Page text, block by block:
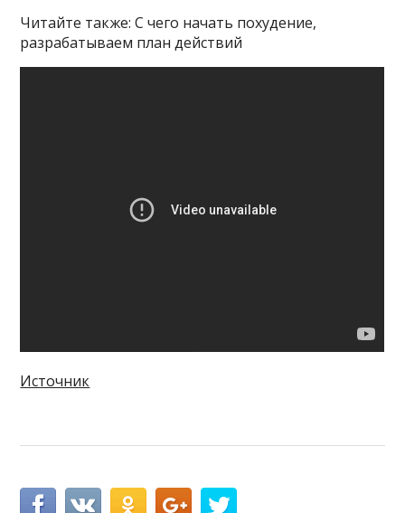
Читайте также: С чего начать похудение,
разрабатываем план действий
Источник